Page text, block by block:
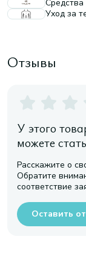
Средства
Уход за
Отзывы
У этого
можете
Расскажите о
Обратите
соответствие
Оставить